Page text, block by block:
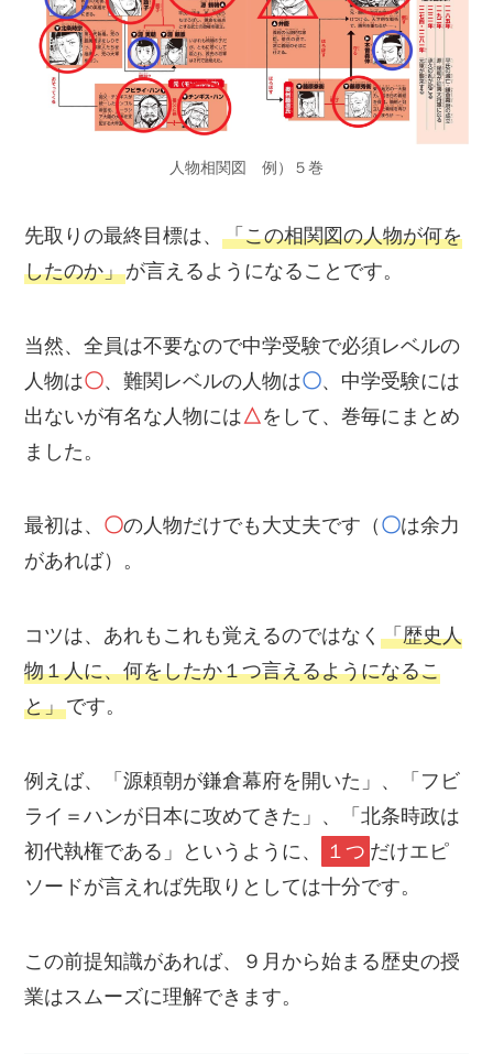
人物相関図 例）５巻
先取りの最終目標は、「この相関図の人物が何を
したのか」が言えるようになることです。
当然、全員は不要なので中学受験で必須レベルの
人物は〇、難関レベルの人物は〇、中学受験には
出ないが有名な人物には△ をして、巻毎にまとめ
ました。
最初は、 〇の人物だけでも大丈夫です（ 〇は余力
があれば）。
コツは、あれもこれも覚えるのではなく「歴史人
物１人に、何をしたか１つ言えるようになるこ
と」です。
例えば、「源頼朝が鎌倉幕府を開いた」、「フビ
ライ＝ハンが日本に攻めてきた」、「北条時政は
初代執権である」というように、
１つ だけエピ
ソードが言えれば先取りとしては十分です。
この前提知識があれば、９月から始まる歴史の授
業はスムーズに理解できます。